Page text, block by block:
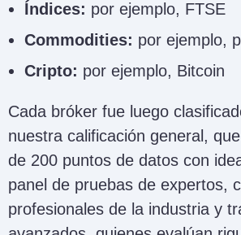
Índices: por ejemplo, FTSE
Commodities: por ejemplo,
Cripto: por ejemplo, Bitcoin
Cada bróker fue luego
nuestra calificación general,
de 200 puntos de datos con
panel de pruebas de expertos,
profesionales de la industria y